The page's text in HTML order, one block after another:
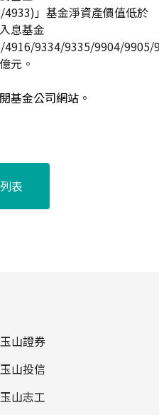
」基金淨資產價值低於
息基金
9334/9335/9904/9905/
元。
基金公司網站。
表
玉山證券
玉山投信
玉山志工